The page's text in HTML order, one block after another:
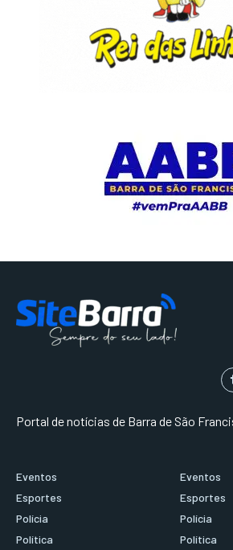
Portal de notícias de Barra de São
Eventos
Esportes
Polícia
Política
Eventos
Esportes
Polícia
Política